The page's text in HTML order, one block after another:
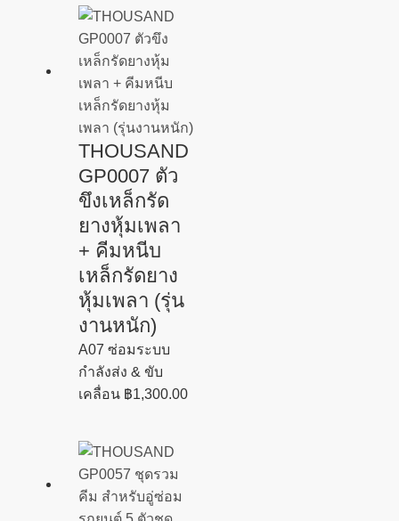
THOUSAND
GP0007 ตัว
ขึงเหล็กรัด
ยางหุ้มเพลา
+ คีมหนีบ
เหล็กรัดยาง
หุ้มเพลา (รุ่น
งานหนัก)
A07 ซ่อมระบบ
กำลังส่ง & ขับ
เคลื่อน ฿1,300.00